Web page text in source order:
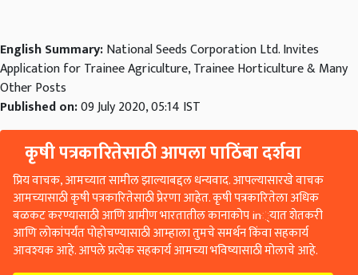
English Summary:National Seeds Corporation Ltd. Invites
Application for Trainee Agriculture, Trainee Horticulture & Many
Other Posts
Published on:09 July 2020, 05:14 IST
कृषी पत्रकारितेसाठी आपला पाठिंबा दर्शवा
प्रिय वाचक, आमच्यात सामील झाल्याबद्दल धन्यवाद. आपल्यासारखे वाचक
आमच्यासाठी कृषी पत्रकारितेसाठी प्रेरणा आहेत. कृषी पत्रकारितेला अधिक
बळकट करण्यासाठी आणि ग्रामीण भारतातील कानाकोप in्यात शेतकरी
आणि लोकांपर्यंत पोहोचण्यासाठी आम्हाला तुमचे समर्थन किंवा सहकार्य
आवश्यक आहे. आपले प्रत्येक सहकार्य आमच्या भविष्यासाठी मोलाचे आहे.